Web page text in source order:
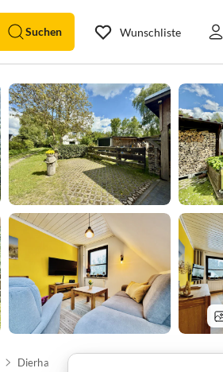
Suchen Wunschliste
Dierhagen